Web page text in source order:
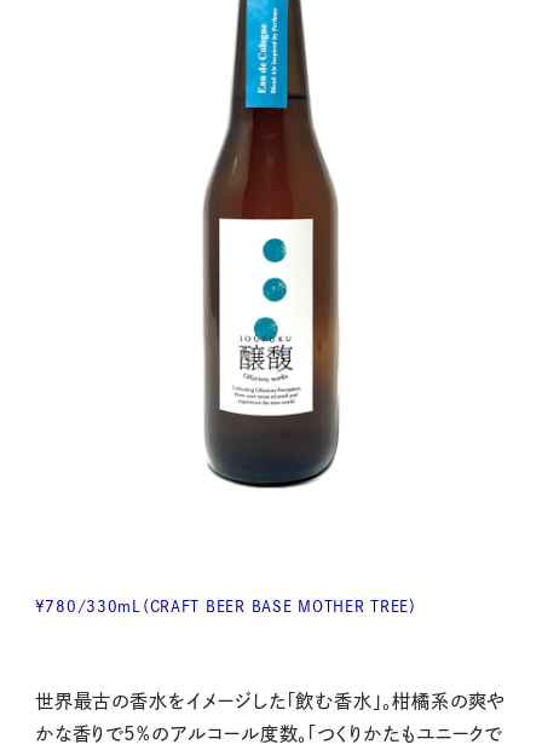
¥780/330mL（CRAFT BEER BASE MOTHER TREE）
世界最古の香水をイメージした「飲む香水」。柑橘系の爽や
かな香りで5%のアルコール度数。「つくりかたもユニークで